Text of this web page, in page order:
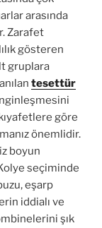
arasında
Zarafet
gösteren
gruplara
tesettür
göre
önemlidir.
boyun
seçiminde
eşarp
iddialı ve
şık